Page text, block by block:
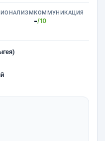
КОММУНИКАЦИЯ
-/10